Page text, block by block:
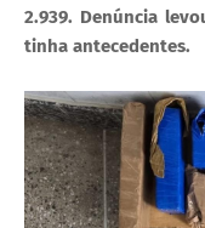
2.939. Denúncia
tinha antecedentes.